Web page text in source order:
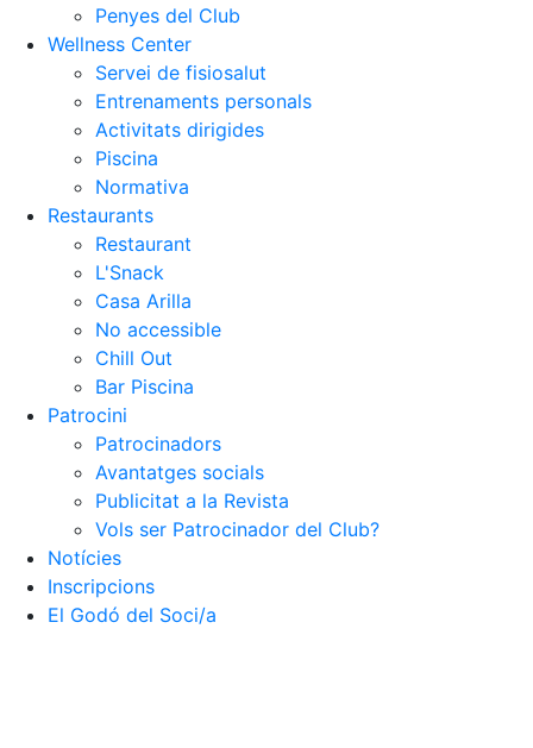
Penyes del Club
Wellness Center
Servei de fisiosalut
Entrenaments personals
Activitats dirigides
Piscina
Normativa
Restaurants
Restaurant
L'Snack
Casa Arilla
No accessible
Chill Out
Bar Piscina
Patrocini
Patrocinadors
Avantatges socials
Publicitat a la Revista
Vols ser Patrocinador del Club?
Notícies
Inscripcions
El Godó del Soci/a